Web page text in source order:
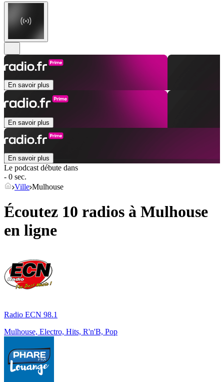
En savoir plus
En savoir plus
En savoir plus
Le podcast débute dans
- 0 sec.
Ville Mulhouse
Écoutez 10 radios à Mulhouse
en ligne
Radio ECN 98.1
Mulhouse, Electro, Hits, R'n'B, Pop